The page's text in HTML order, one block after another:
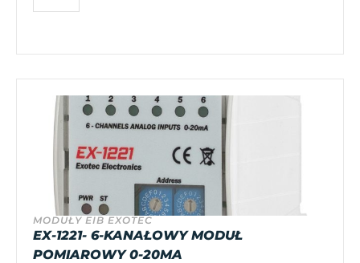
MODUŁY EIB EXOTEC
EX-1221- 6-KANAŁOWY MODUŁ
POMIAROWY 0-20MA